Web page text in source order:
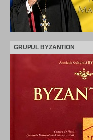
GRUPUL BYZANTION